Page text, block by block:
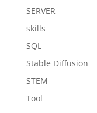
SERVER
skills
SQL
Stable Diffusion
STEM
Tool